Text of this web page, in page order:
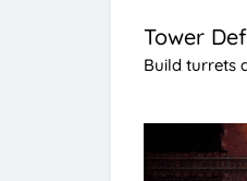
Tower
Build turrets